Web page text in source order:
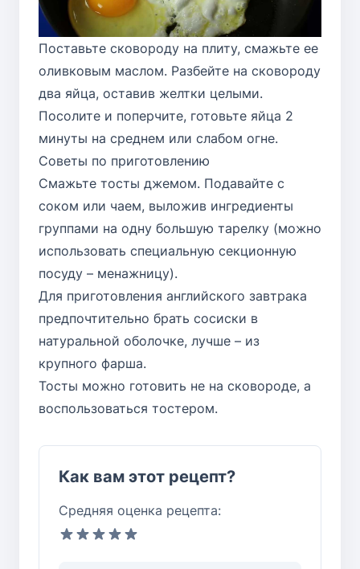
Поставьте сковороду на плиту, смажьте ее
оливковым маслом. Разбейте на сковороду
два яйца, оставив желтки целыми.
Посолите и поперчите, готовьте яйца 2
минуты на среднем или слабом огне.
Советы по приготовлению
Смажьте тосты джемом. Подавайте с
соком или чаем, выложив ингредиенты
группами на одну большую тарелку (можно
использовать специальную секционную
посуду – менажницу).
Для приготовления английского завтрака
предпочтительно брать сосиски в
натуральной оболочке, лучше – из
крупного фарша.
Тосты можно готовить не на сковороде, а
воспользоваться тостером.
Как вам этот рецепт?
Средняя оценка рецепта: